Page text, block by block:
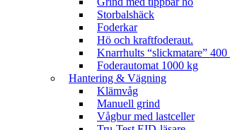
Storbalshäck
Foderkar
Hö och kraftfoderaut.
Knarrhults “slickmatare” 400
Foderautomat 1000 kg
Hantering & Vägning
Klämvåg
Manuell grind
Vågbur med lastceller